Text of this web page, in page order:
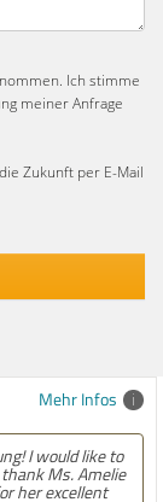
Ich stimme
meiner Anfrage
Zukunft per E-Mail
Mehr Infos
Empfehlung!
best experience
finding a home